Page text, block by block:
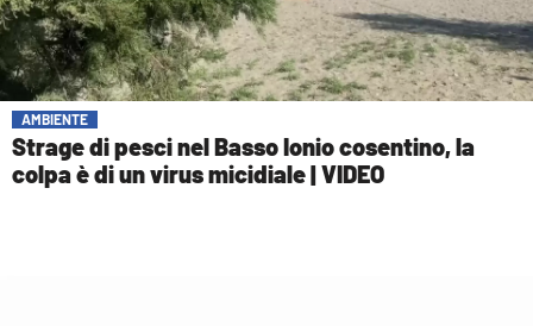
AMBIENTE
Strage di pesci nel Basso Ionio cosentino, la
colpa è di un virus micidiale | VIDEO